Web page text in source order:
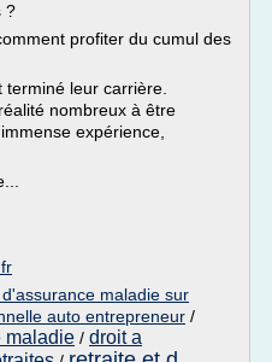
?
profiter du cumul des
leur carrière.
nombreux à être
expérience,
maladie sur
auto entrepreneur /
maladie / droit a